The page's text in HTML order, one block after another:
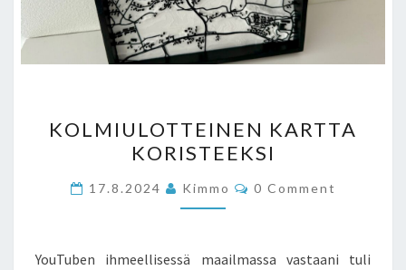
KARTTA
KORISTEEKSI
KOLMIULOTTEINEN KARTTA
KORISTEEKSI
17.8.2024 Kimmo Comments
0 Comment
YouTuben ihmeellisessä maailmassa vastaani tuli